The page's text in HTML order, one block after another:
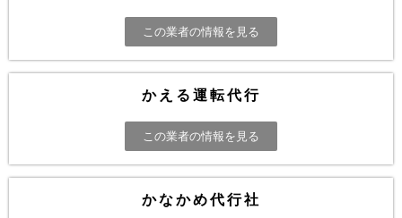
この業者の情報を見る
かえる運転代行
この業者の情報を見る
かなかめ代行社